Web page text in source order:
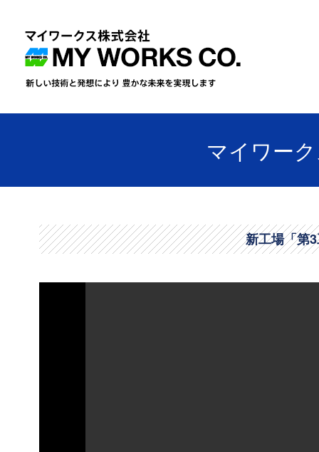
マイワー
新工場「第